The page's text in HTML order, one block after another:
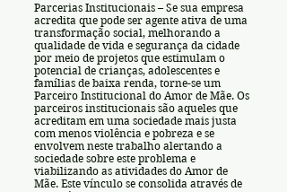
Parcerias Institucionais – Se sua empresa
acredita que pode ser agente ativa de uma
transformação social, melhorando a
qualidade de vida e segurança da cidade
por meio de projetos que estimulam o
potencial de crianças, adolescentes e
famílias de baixa renda, torne-se um
Parceiro Institucional do Amor de Mãe. Os
parceiros institucionais são aqueles que
acreditam em uma sociedade mais justa
com menos violência e pobreza e se
envolvem neste trabalho alertando a
sociedade sobre este problema e
viabilizando as atividades do Amor de
Mãe. Este vínculo se consolida através de